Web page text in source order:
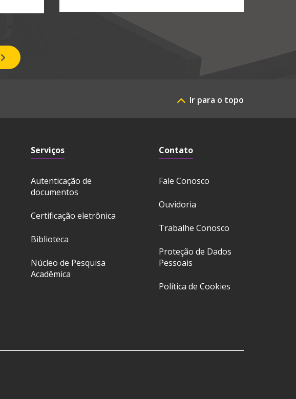
Ir para o topo
Serviços
Autenticação de
documentos
Certificação eletrônica
Biblioteca
Núcleo de Pesquisa
Acadêmica
Contato
Fale Conosco
Ouvidoria
Trabalhe Conosco
Proteção de Dados
Pessoais
Política de Cookies